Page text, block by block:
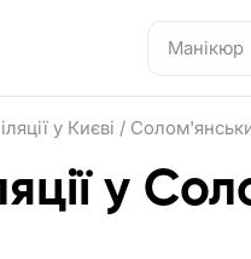
у Києві /
у